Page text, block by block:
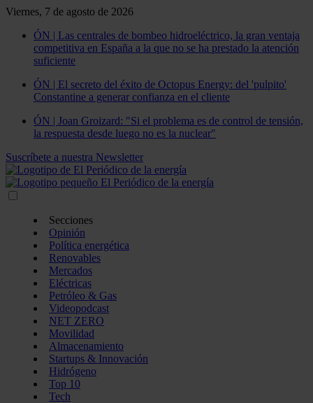
Viernes, 7 de agosto de 2026
ÓN | Las centrales de bombeo hidroeléctrico, la gran ventaja
competitiva en España a la que no se ha prestado la atención
suficiente
ÓN | El secreto del éxito de Octopus Energy: del 'pulpito'
Constantine a generar confianza en el cliente
ÓN | Joan Groizard: "Si el problema es de control de tensión,
la respuesta desde luego no es la nuclear"
Suscríbete a nuestra Newsletter
Secciones
Opinión
Política energética
Renovables
Mercados
Eléctricas
Petróleo & Gas
Videopodcast
NET ZERO
Movilidad
Almacenamiento
Startups & Innovación
Hidrógeno
Top 10
Tech